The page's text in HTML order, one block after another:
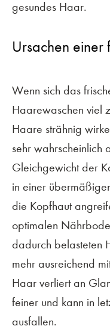
gesundes Haar.
Ursachen einer
Wenn sich das
Haarewaschen viel
Haare strähnig
sehr wahrscheinlich
Gleichgewicht der
in einer
die Kopfhaut
optimalen
dadurch belasteten
mehr ausreichend
Haar verliert an
feiner und kann in
ausfallen.